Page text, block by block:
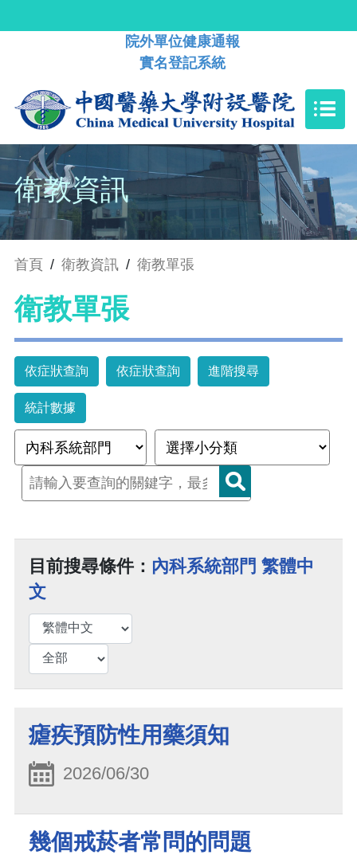
院外單位健康通報
實名登記系統
衛教資訊
首頁 / 衛教資訊 / 衛教單張
衛教單張
依症狀查詢 依症狀查詢 進階搜尋
統計數據
目前搜尋條件： 內科系統部門 繁體中
文
瘧疾預防性用藥須知
2026/06/30
幾個戒菸者常問的問題